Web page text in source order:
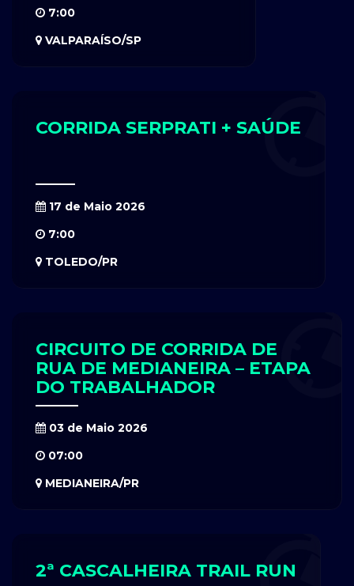
7:00
VALPARAÍSO/SP
CORRIDA SERPRATI + SAÚDE
17 de Maio 2026
7:00
TOLEDO/PR
CIRCUITO DE CORRIDA DE
RUA DE MEDIANEIRA – ETAPA
DO TRABALHADOR
03 de Maio 2026
07:00
MEDIANEIRA/PR
2ª CASCALHEIRA TRAIL RUN